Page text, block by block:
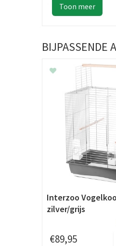
BIJPASSENDE
Interzoo
zilver/grijs
€89,95